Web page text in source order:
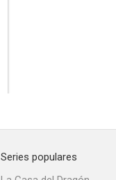
Series populares